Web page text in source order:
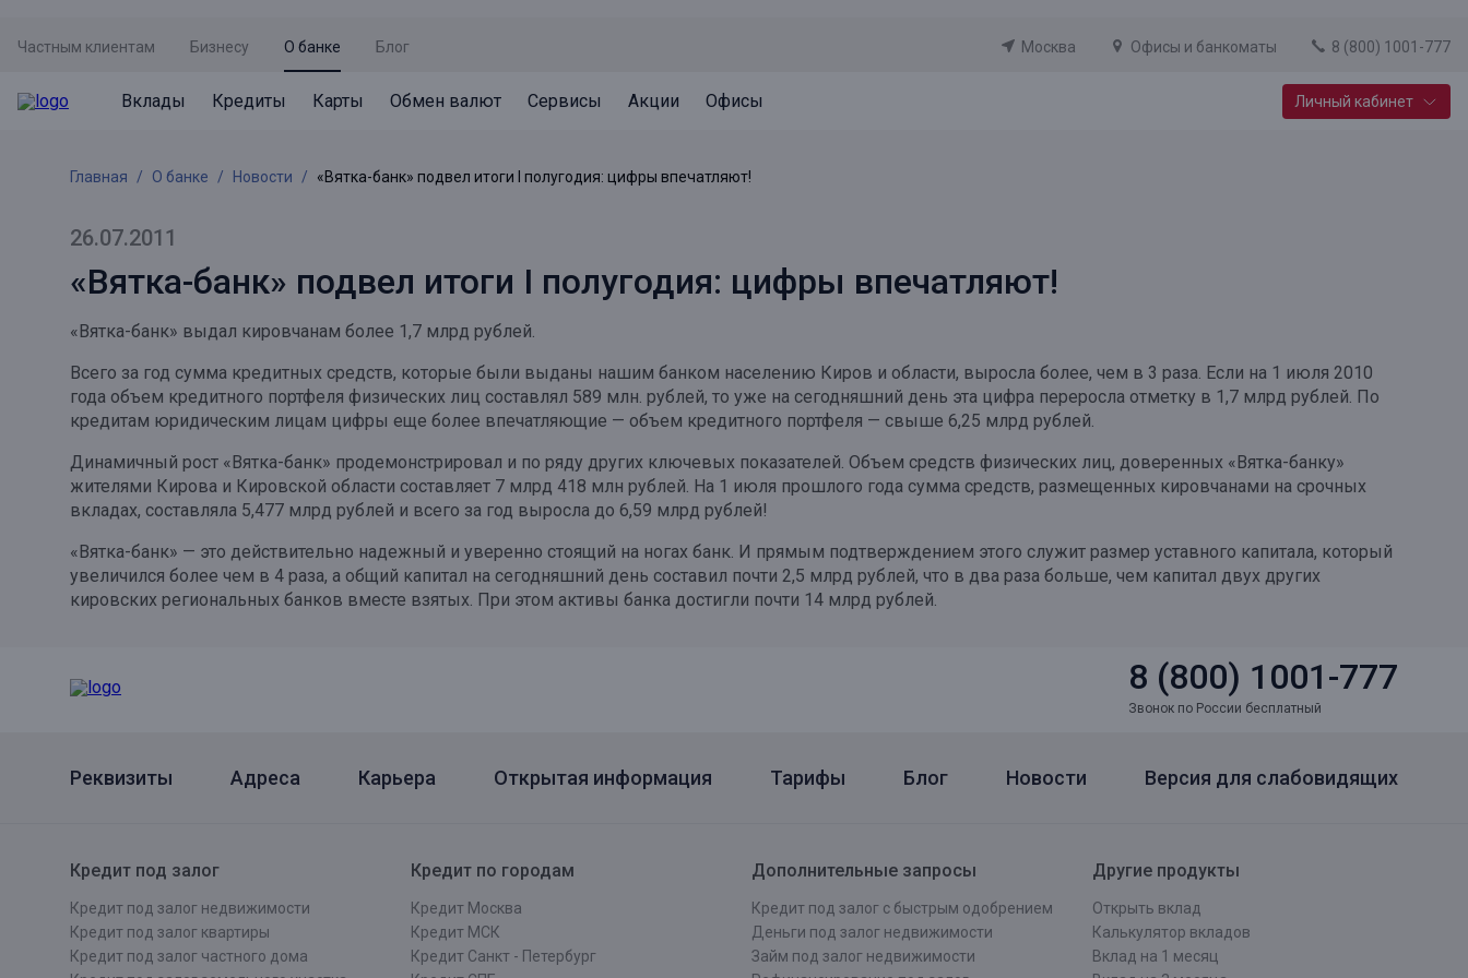
Частным клиентам Бизнесу О банке Блог Москва Офисы и банкоматы 8 (800) 1001-777
Вклады
Не упусти момент
Просто вклад
Накопительный
Фиксируй доход
Новый старт
Валютный плюс
Онлайн
Все вклады
Система страхования вкладов
Архив вкладов
Кредиты
Кредит под залог недвижимости
Рефинансирование
Кредит на автомобиль
Все кредиты
Привилегии для клиентов
Реструктуризация
Подбор новой недвижимости
Карты
Дебетовая карта с пакетом услуг
Премиальная карта Mir Supreme
Пенсионная карта
Все карты
Документы
Кешбэк
Обмен валют
Курсы валют
Бронирование валюты
Курсы валют ЦБ
Сервисы
Оплата кредита
Оценка недвижимости
Подбор новой недвижимости
Mir Pay
Госуслуги
Регистрация в ЕБС
Удаленная идентификация
Мобильное приложение
Подтверждение согласия через Госуслуги
Акции
Акция «Приведи друга»
Акция «Ставка на бизнес»
Офисы Личный кабинет
Главная О банке Новости «Вятка-банк» подвел итоги I полугодия: цифры впечатляют!
26.07.2011
«Вятка-банк» подвел итоги I полугодия: цифры впечатляют!
«Вятка-банк» выдал кировчанам более 1,7 млрд рублей.
Всего за год сумма кредитных средств, которые были выданы нашим банком населению Киров и области, выросла более, чем в 3 раза. Если на 1 июля 2010
года объем кредитного портфеля физических лиц составлял 589 млн. рублей, то уже на сегодняшний день эта цифра переросла отметку в 1,7 млрд рублей. По
кредитам юридическим лицам цифры еще более впечатляющие — объем кредитного портфеля — свыше 6,25 млрд рублей.
Динамичный рост «Вятка-банк» продемонстрировал и по ряду других ключевых показателей. Объем средств физических лиц, доверенных «Вятка-банку»
жителями Кирова и Кировской области составляет 7 млрд 418 млн рублей. На 1 июля прошлого года сумма средств, размещенных кировчанами на срочных
вкладах, составляла 5,477 млрд рублей и всего за год выросла до 6,59 млрд рублей!
«Вятка-банк» — это действительно надежный и уверенно стоящий на ногах банк. И прямым подтверждением этого служит размер уставного капитала, который
увеличился более чем в 4 раза, а общий капитал на сегодняшний день составил почти 2,5 млрд рублей, что в два раза больше, чем капитал двух других
кировских региональных банков вместе взятых. При этом активы банка достигли почти 14 млрд рублей.
8 (800) 1001-777
Звонок по России бесплатный
Реквизиты Адреса Карьера Открытая информация Тарифы Блог Новости Версия для слабовидящих
Кредит под залог
Кредит под залог недвижимости
Кредит под залог квартиры
Кредит под залог частного дома
Кредит по городам
Кредит Москва
Кредит МСК
Кредит Санкт - Петербург
Дополнительные запросы
Кредит под залог с быстрым одобрением
Деньги под залог недвижимости
Займ под залог недвижимости
Другие продукты
Открыть вклад
Калькулятор вкладов
Вклад на 1 месяц